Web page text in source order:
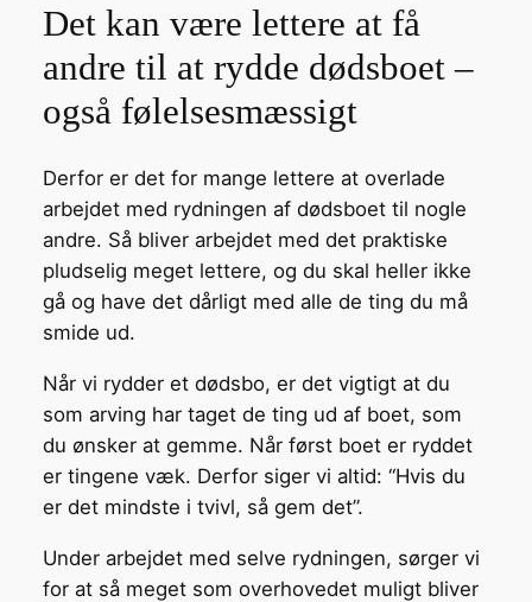
Det kan være lettere at få
andre til at rydde dødsboet –
også følelsesmæssigt
Derfor er det for mange lettere at overlade
arbejdet med rydningen af dødsboet til nogle
andre. Så bliver arbejdet med det praktiske
pludselig meget lettere, og du skal heller ikke
gå og have det dårligt med alle de ting du må
smide ud.
Når vi rydder et dødsbo, er det vigtigt at du
som arving har taget de ting ud af boet, som
du ønsker at gemme. Når først boet er ryddet
er tingene væk. Derfor siger vi altid: “Hvis du
er det mindste i tvivl, så gem det”.
Under arbejdet med selve rydningen, sørger vi
for at så meget som overhovedet muligt bliver